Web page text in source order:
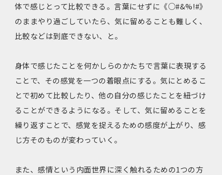
体で感じとって比較できる。言葉にせずに《○#&%!#》
のままやり過ごしていたら、気に留めることも難しく、
比較などは到底できない、と。
身体で感じたことを何かしらのかたちで言葉に表現する
ことで、その感覚を一つの着眼点にする。気にとめるこ
とで初めて比較したり、他の自分の感じたことを紐づけ
ることができるようになる。そして、気に留めることを
繰り返すことで、感覚を捉えるための感度が上がり、感
じ方そのものが変わっていく。
また、感情という内面世界に深く触れるための1つの方